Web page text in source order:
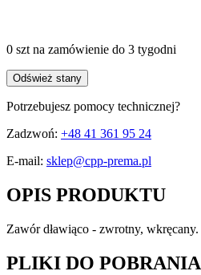
0 sztna zamówienie do 3 tygodni
Odśwież stany
Potrzebujesz pomocy technicznej?
Zadzwoń: +48 41 361 95 24
E-mail: sklep@cpp-prema.pl
OPIS PRODUKTU
Zawór dławiąco - zwrotny, wkręcany.
PLIKI DO POBRANIA